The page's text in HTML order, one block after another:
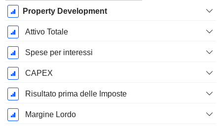
Dicembre
Property Development
Attivo Totale
Spese per interessi
CAPEX
Risultato prima delle Imposte
Margine Lordo